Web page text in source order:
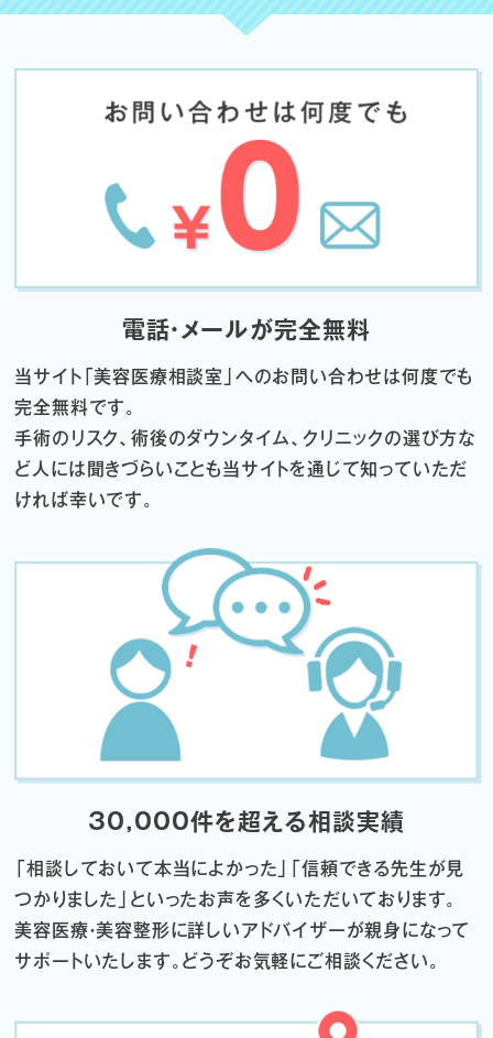
電話・メールが完全無料
当サイト「美容医療相談室」へのお問い合わせは何度でも
完全無料です。
手術のリスク、術後のダウンタイム、クリニックの選び方な
ど 人には聞きづらいことも当サイトを通じて知っていただ
ければ幸いです。
30,000件を超える相談実績
「相談しておいて本当によかった」「信頼できる先生が見
つかりました」 といったお声を多くいただいております。
美容医療・美容整形に詳しいアドバイザーが親身になって
サポートいたします。 どうぞお気軽にご相談ください。